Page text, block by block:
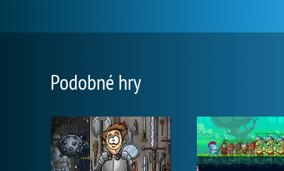
Podobné hry